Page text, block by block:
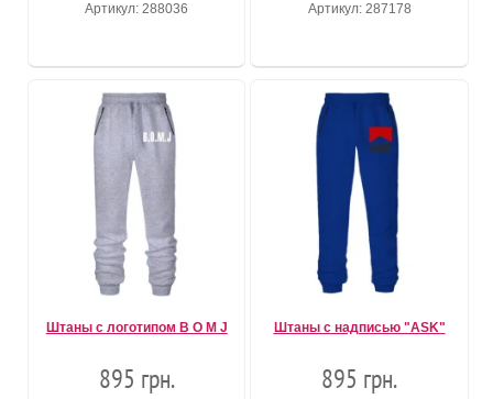
Артикул: 288036 Артикул: 287178
Штаны с логотипом B O M J
895 грн.
Штаны с надписью "ASK"
895 грн.